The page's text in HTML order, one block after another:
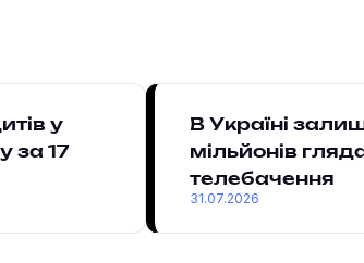
у
за 17
В Україні
мільйонів
телебачення
31.07.2026